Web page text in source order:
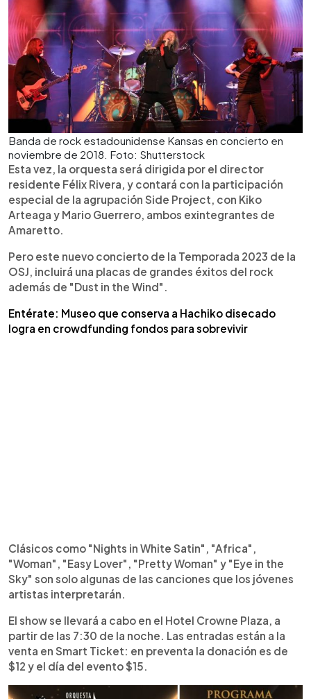
Banda de rock estadounidense Kansas en concierto en
noviembre de 2018. Foto: Shutterstock
Esta vez, la orquesta será dirigida por el director
residente Félix Rivera, y contará con la participación
especial de la agrupación Side Project, con Kiko
Arteaga y Mario Guerrero, ambos exintegrantes de
Amaretto.
Pero este nuevo concierto de la Temporada 2023 de la
OSJ, incluirá una placas de grandes éxitos del rock
además de "Dust in the Wind".
Entérate: Museo que conserva a Hachiko disecado
logra en crowdfunding fondos para sobrevivir
Clásicos como "Nights in White Satin", "Africa",
"Woman", "Easy Lover", "Pretty Woman" y "Eye in the
Sky" son solo algunas de las canciones que los jóvenes
artistas interpretarán.
El show se llevará a cabo en el Hotel Crowne Plaza, a
partir de las 7:30 de la noche. Las entradas están a la
venta en Smart Ticket: en preventa la donación es de
$12 y el día del evento $15.